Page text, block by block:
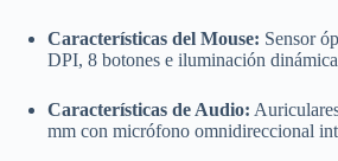
Características del Mouse: Sensor
DPI, 8 botones e iluminación
Características de Audio:
mm con micrófono omnidireccional